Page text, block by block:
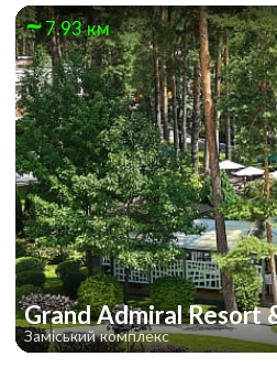
7.93 км
Grand Admiral Resort
Заміський комплекс